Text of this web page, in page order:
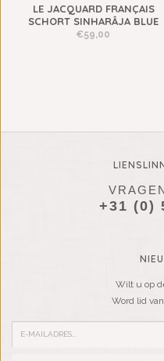
LE JACQUARD FRANÇAIS
SCHORT SINHARÂJA BLUE
€59,00
+31 (0)
Wilt u op
Word lid